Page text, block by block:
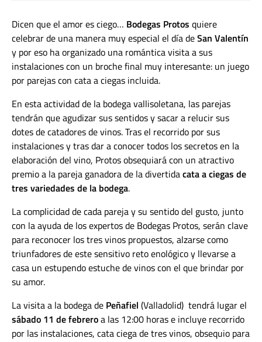
Dicen que el amor es ciego… Bodegas Protos quiere
celebrar de una manera muy especial el día deSan Valentín
y por eso ha organizado una romántica visita a sus
instalaciones con un broche final muy interesante: un juego
por parejas con cata a ciegas incluida.
En esta actividad de la bodega vallisoletana, las parejas
tendrán que agudizar sus sentidos y sacar a relucir sus
dotes de catadores de vinos. Tras el recorrido por sus
instalaciones y tras dar a conocer todos los secretos en la
elaboración del vino, Protos obsequiará con un atractivo
premio a la pareja ganadora de la divertidacata a ciegas de
tres variedades de la bodega.
La complicidad de cada pareja y su sentido del gusto, junto
con la ayuda de los expertos de Bodegas Protos, serán clave
para reconocer los tres vinos propuestos, alzarse como
triunfadores de este sensitivo reto enológico y llevarse a
casa un estupendo estuche de vinos con el que brindar por
su amor.
La visita a la bodega de Peñafiel (Valladolid) tendrá lugar el
sábado 11 de febreroa las 12:00 horas e incluye recorrido
por las instalaciones, cata ciega de tres vinos, obsequio para